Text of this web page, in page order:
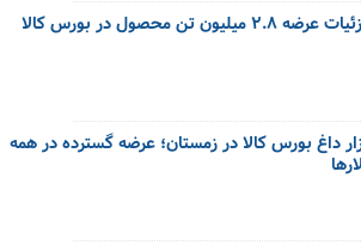
۲.۸ میلیون تن محصول در بورس کالا
داغ بورس کالا در زمستان؛ عرضه گسترده در همه